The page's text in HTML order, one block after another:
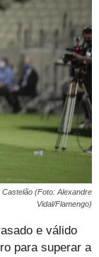
(Foto: Alexandre
Vidal/Flamengo)
e válido
para superar a